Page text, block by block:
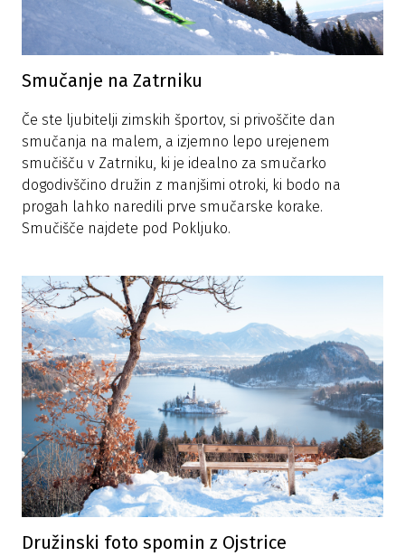
Smučanje na Zatrniku
Če ste ljubitelji zimskih športov, si privoščite dan
smučanja na malem, a izjemno lepo urejenem
smučišču v Zatrniku, ki je idealno za smučarko
dogodivščino družin z manjšimi otroki, ki bodo na
progah lahko naredili prve smučarske korake.
Smučišče najdete pod Pokljuko.
Družinski foto spomin z Ojstrice